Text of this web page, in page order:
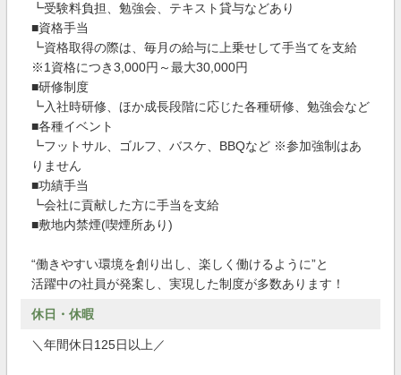
┗受験料負担、勉強会、テキスト貸与などあり
■資格手当
┗資格取得の際は、毎月の給与に上乗せして手当てを支給
※1資格につき3,000円～最大30,000円
■研修制度
┗入社時研修、ほか成長段階に応じた各種研修、勉強会など
■各種イベント
┗フットサル、ゴルフ、バスケ、BBQなど ※参加強制はあ
りません
■功績手当
┗会社に貢献した方に手当を支給
■敷地内禁煙(喫煙所あり)
“働きやすい環境を創り出し、楽しく働けるように”と
活躍中の社員が発案し、実現した制度が多数あります！
休日・休暇
＼年間休日125日以上／